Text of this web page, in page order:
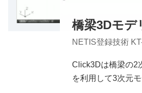
橋梁3Dモデ
NETIS登録技術
Click3Dは橋梁の2
を利用して3次元